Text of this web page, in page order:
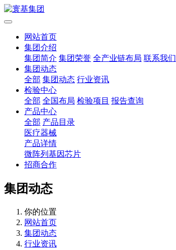
网站首页
集团介绍
集团简介 集团荣誉 全产业链布局 联系我们
集团动态
全部 集团动态 行业资讯
检验中心
全部 全国布局 检验项目 报告查询
产品中心
全部 产品目录
医疗器械
产品详情
微阵列基因芯片
招商合作
集团动态
你的位置
网站首页
集团动态
行业资讯